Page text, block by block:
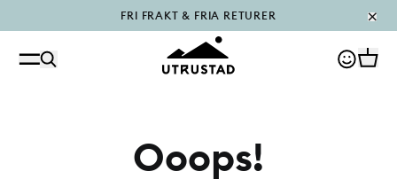
FRI FRAKT & FRIA RETURER
PÅFYLLT I OUTLET
Ooops!